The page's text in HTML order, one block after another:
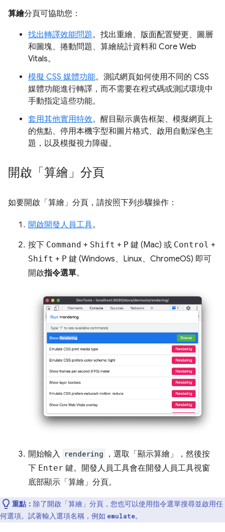
算繪分頁可協助您：
找出轉譯效能問題。找出重繪、版面配置變更、圖層
和圖塊、捲動問題、算繪統計資料和 Core Web
Vitals。
模擬 CSS 媒體功能。測試網頁如何使用不同的 CSS
媒體功能進行轉譯，而不需要在程式碼或測試環境中
手動指定這些功能。
套用其他實用特效。醒目顯示廣告框架、模擬網頁上
的焦點、停用本機字型和圖片格式、啟用自動深色主
題，以及模擬視力障礙。
開啟「算繪」分頁
如要開啟「算繪」 分頁，請按照下列步驟操作：
開啟開發人員工具。
按下 Command + Shift + P 鍵 (Mac) 或 Control +
Shift + P 鍵 (Windows、Linux、ChromeOS) 即可
開啟指令選單。
開始輸入 rendering ，選取「顯示算繪」
，然後按
下 Enter 鍵。開發人員工具會在開發人員工具視窗
底部顯示「算繪」 分頁。
重點： 除了開啟「算繪」 分頁，您也可以使用指令選單搜尋並啟用任
何選項。試著輸入選項名稱，例如 emulate。